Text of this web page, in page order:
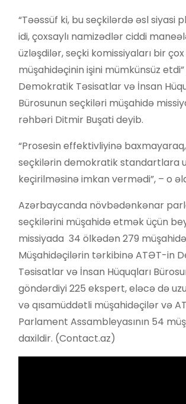
“Təəssüf ki, bu seçkilərdə əsl siyasi
idi, çoxsaylı namizədlər ciddi
üzləşdilər, seçki komissiyaları bir
müşahidəçinin işini mümkünsüz
Demokratik Təsisatlar və İnsan
Bürosunun seçkiləri müşahidə
rəhbəri Ditmir Buşati deyib.
“Prosesin effektivliyinə
seçkilərin demokratik standartlara
keçirilməsinə imkan vermədi”, – o
Azərbaycanda növbədənkənar
seçkilərini müşahidə etmək üçün
missiyada 34 ölkədən 279
Müşahidəçilərin tərkibinə ATƏT-in
Təsisatlar və İnsan Hüquqları
göndərdiyi 225 ekspert, eləcə də
və qısamüddətli müşahidəçilər və
Parlament Assambleyasının 54
daxildir. (Contact.az)